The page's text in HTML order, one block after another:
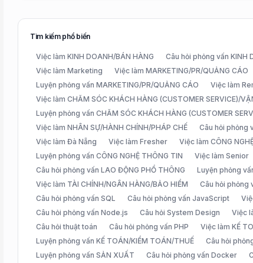
Tìm kiếm phổ biến
Việc làm KINH DOANH/BÁN HÀNG Câu hỏi phỏng vấn KINH
Việc làm Marketing
Việc làm MARKETING/PR/QUẢNG CÁO
Luyện phỏng vấn MARKETING/PR/QUẢNG CÁO
Việc làm
Việc làm CHĂM SÓC KHÁCH HÀNG (CUSTOMER SERVICE)/
Luyện phỏng vấn CHĂM SÓC KHÁCH HÀNG (CUSTOMER
Việc làm NHÂN SỰ/HÀNH CHÍNH/PHÁP CHẾ
Câu hỏi phỏng
Việc làm Đà Nẵng
Việc làm Fresher Việc làm CÔNG
Luyện phỏng vấn CÔNG NGHỆ THÔNG TIN
Việc làm Senior
Câu hỏi phỏng vấn LAO ĐỘNG PHỔ THÔNG
Luyện phỏng
Việc làm TÀI CHÍNH/NGÂN HÀNG/BẢO HIỂM
Câu hỏi phỏng
Câu hỏi phỏng vấn SQL
Câu hỏi phỏng vấn JavaScript
Câu hỏi phỏng vấn Node.js
Câu hỏi System Design Việc
Câu hỏi thuật toán
Câu hỏi phỏng vấn PHP Việc làm KẾ
Luyện phỏng vấn KẾ TOÁN/KIỂM TOÁN/THUẾ
Câu hỏi
Luyện phỏng vấn SẢN XUẤT
Câu hỏi phỏng vấn Docker